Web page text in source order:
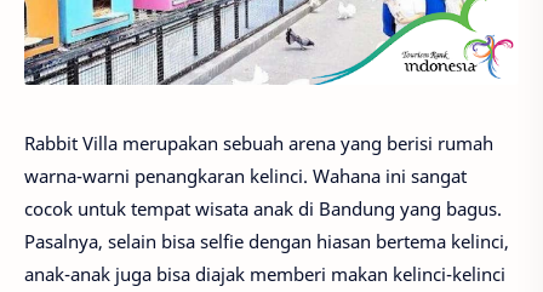
Rabbit Villa merupakan sebuah arena yang berisi rumah
warna-warni penangkaran kelinci. Wahana ini sangat
cocok untuk tempat wisata anak di Bandung yang bagus.
Pasalnya, selain bisa selfie dengan hiasan bertema kelinci,
anak-anak juga bisa diajak memberi makan kelinci-kelinci